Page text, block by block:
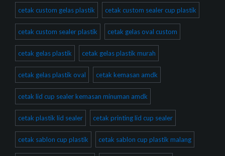
cetak custom gelas plastik cetak custom sealer cup plastik
cetak custom sealer plastik cetak gelas oval custom
cetak gelas plastik cetak gelas plastik murah
cetak gelas plastik oval cetak kemasan amdk
cetak lid cup sealer kemasan minuman amdk
cetak plastik lid sealer cetak printing lid cup sealer
cetak sablon cup plastik cetak sablon cup plastik malang